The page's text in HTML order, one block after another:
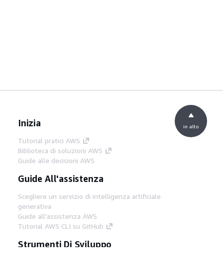
Inizia
Tutorial pratici AWS
Biblioteca di soluzioni AWS
Guide alle decisioni AWS
Guide All'assistenza
Scegliere un servizio di intelligenza artificiale
generativa
Guide all'assistenza AWS
Tutorial AWS CLI su GitHub
Strumenti Di Sviluppo
in alto